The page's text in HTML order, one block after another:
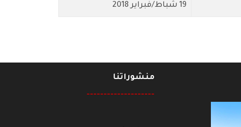
19 شباط/فبراير 2018
منشوراتنا
--------------------